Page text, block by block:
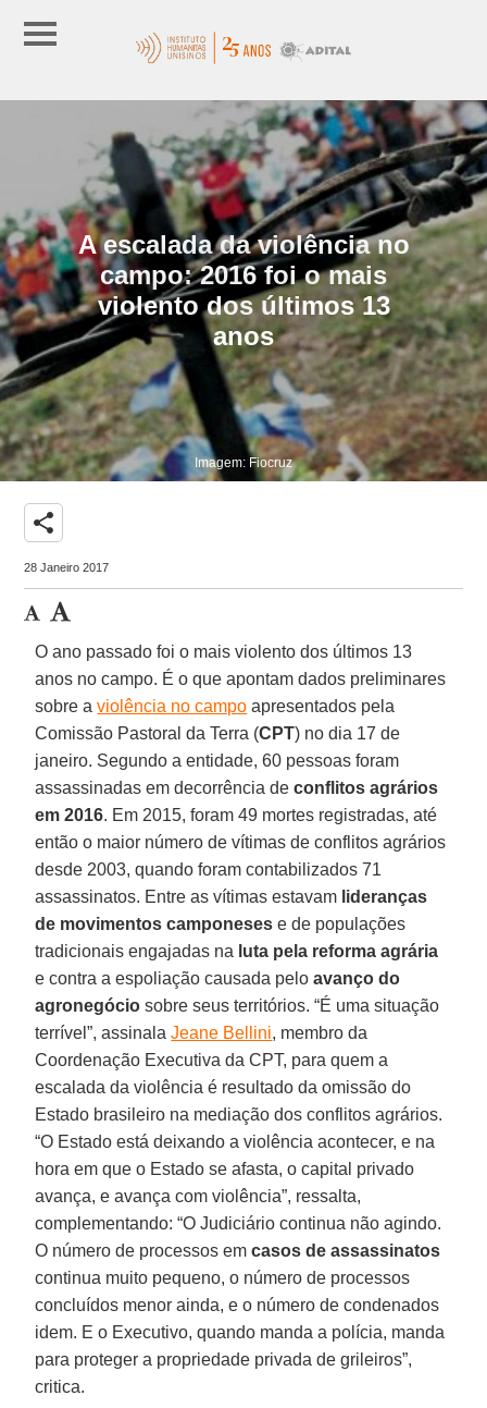
A escalada da violência no
campo: 2016 foi o mais
violento dos últimos 13
anos
Imagem: Fiocruz
share
28 Janeiro 2017
O ano passado foi o mais violento dos últimos 13
anos no campo. É o que apontam dados preliminares
sobre aviolência no campo apresentados pela
Comissão Pastoral da Terra (CPT) no dia 17 de
janeiro. Segundo a entidade, 60 pessoas foram
assassinadas em decorrência deconflitos agrários
em 2016. Em 2015, foram 49 mortes registradas, até
então o maior número de vítimas de conflitos agrários
desde 2003, quando foram contabilizados 71
assassinatos. Entre as vítimas estavam lideranças
de movimentos camponeses e de populações
tradicionais engajadas na luta pela reforma agrária
e contra a espoliação causada peloavanço do
agronegócio sobre seus territórios. “É uma situação
terrível”, assinalaJeane Bellini, membro da
Coordenação Executiva da CPT, para quem a
escalada da violência é resultado da omissão do
Estado brasileiro na mediação dos conflitos agrários.
“O Estado está deixando a violência acontecer, e na
hora em que o Estado se afasta, o capital privado
avança, e avança com violência”, ressalta,
complementando: “O Judiciário continua não agindo.
O número de processos emcasos de assassinatos
continua muito pequeno, o número de processos
concluídos menor ainda, e o número de condenados
idem. E o Executivo, quando manda a polícia, manda
para proteger a propriedade privada de grileiros”,
critica.